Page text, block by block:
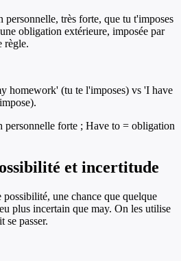
très forte, que tu t'imposes
obligation extérieure, imposée par
règle.
homework' (tu te l'imposes) vs 'I have
personnelle forte ; Have to = obligation
et incertitude
une chance que quelque
plus incertain que may. On les utilise
se passer.